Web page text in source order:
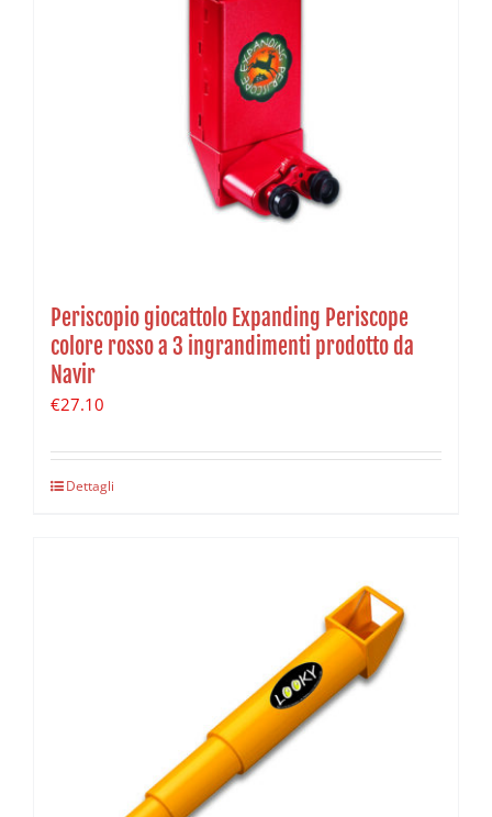
Periscopio giocattolo Expanding Periscope
colore rosso a 3 ingrandimenti prodotto da
Navir
€27.10
Dettagli